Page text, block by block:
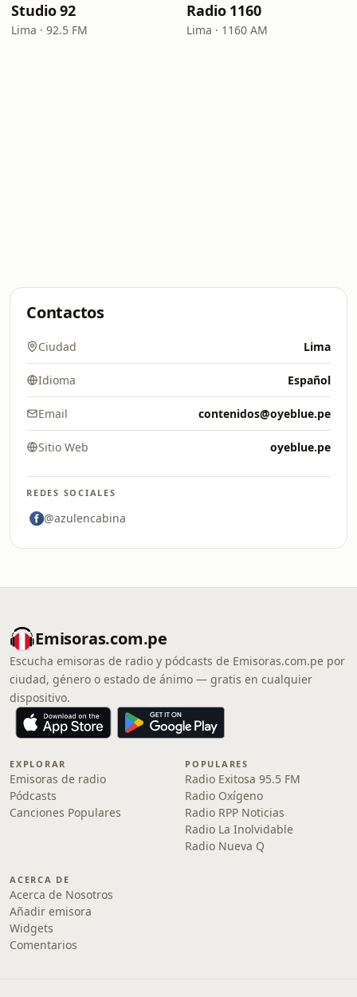
Studio 92
Lima · 92.5 FM
Radio 1160
Lima · 1160 AM
Contactos
Ciudad Lima
Idioma Español
Email contenidos@oyeblue.pe
Sitio Web oyeblue.pe
REDES SOCIALES
@azulencabina
Emisoras.com.pe
Escucha emisoras de radio y pódcasts de Emisoras.com.pe por
ciudad, género o estado de ánimo — gratis en cualquier
dispositivo.
EXPLORAR
Emisoras de radio
Pódcasts
Canciones Populares
POPULARES
Radio Exitosa 95.5 FM
Radio Oxígeno
Radio RPP Noticias
Radio La Inolvidable
Radio Nueva Q
ACERCA DE
Acerca de Nosotros
Añadir emisora
Widgets
Comentarios